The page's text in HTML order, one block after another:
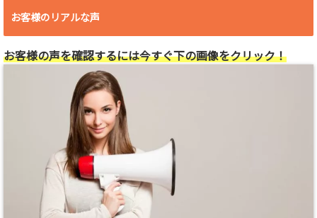
お客様のリアルな声
お客様の声を確認するには今すぐ下の画像をクリック！